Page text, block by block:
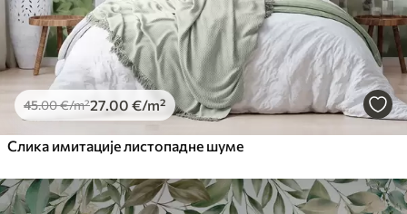
65.0039.00€/m²
Peel and Stick
81.6749.00€/m²
45.00€/m²27.00 €/m²
Слика имитације листопадне шуме